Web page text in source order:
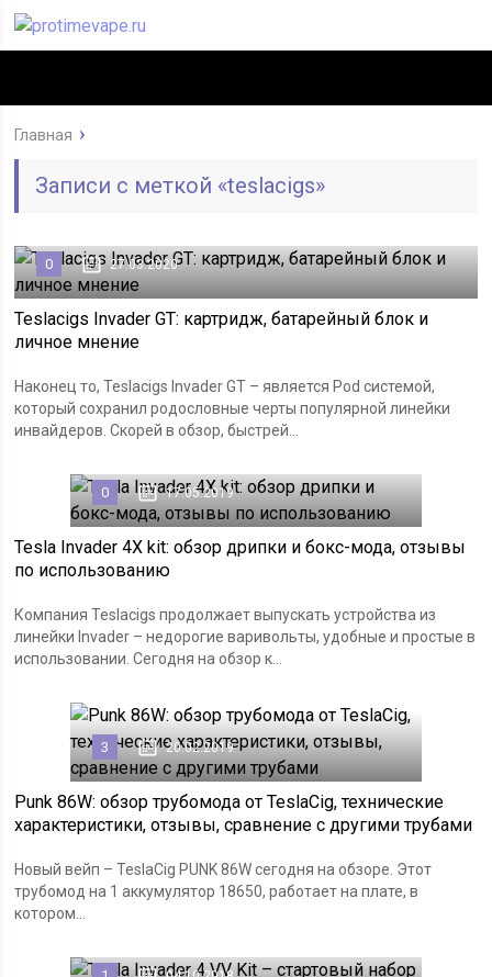
Главная
Записи с меткой «teslacigs»
0 27.03.2020
Teslacigs Invader GT: картридж, батарейный блок и
личное мнение
Наконец то, Teslacigs Invader GT – является Pod системой,
который сохранил родословные черты популярной линейки
инвайдеров. Скорей в обзор, быстрей...
0 17.05.2019
Tesla Invader 4X kit: обзор дрипки и бокс-мода, отзывы
по использованию
Компания Teslacigs продолжает выпускать устройства из
линейки Invader – недорогие варивольты, удобные и простые в
использовании. Сегодня на обзор к...
3 20.02.2019
Punk 86W: обзор трубомода от TeslaCig, технические
характеристики, отзывы, сравнение с другими трубами
Новый вейп – TeslaCig PUNK 86W сегодня на обзоре. Этот
трубомод на 1 аккумулятор 18650, работает на плате, в
котором...